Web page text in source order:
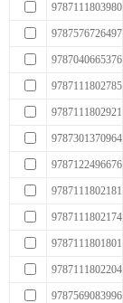
9787111803980
9787576726497
9787040665376
9787111802785
9787111802921
9787301370964
9787122496676
9787111802181
9787111802174
9787111801801
9787111802204
9787569083996